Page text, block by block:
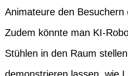
Animateure den Besuchern
Zudem könnte man KI-
Stühlen in den Raum